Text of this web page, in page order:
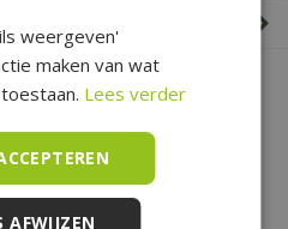
t/m 17.00 uur)
Boet
weergeven'
maken van wat
Lees verder
AFWIJZEN